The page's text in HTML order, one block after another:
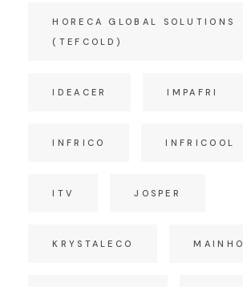
HORECA GLOBAL SOLUTIONS
(TEFCOLD)
IDEACER IMPAFRI
INFRICO INFRICOOL
ITV JOSPER
KRYSTALECO MAINHO